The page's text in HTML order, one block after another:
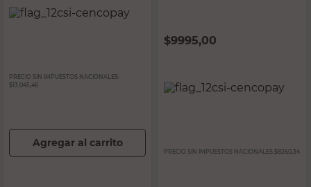
PRECIO SIN IMPUESTOS NACIONALES:
$13.045,46
Agregar al carrito
$9995,00
PRECIO SIN IMPUESTOS NACIONALES: $8260,34